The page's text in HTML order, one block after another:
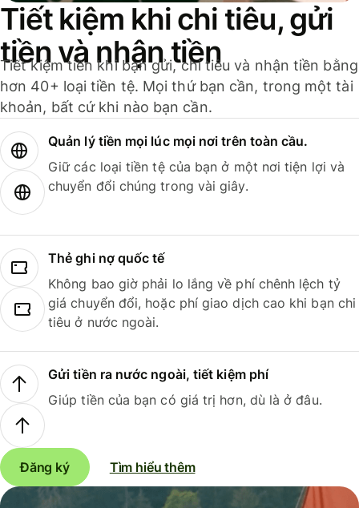
Tiết kiệm khi chi tiêu, gửi
tiền và nhận tiền
Tiết kiệm tiền khi bạn gửi, chi tiêu và nhận tiền bằng
hơn 40+ loại tiền tệ. Mọi thứ bạn cần, trong một tài
khoản, bất cứ khi nào bạn cần.
Quản lý tiền mọi lúc mọi nơi trên toàn cầu.
Giữ các loại tiền tệ của bạn ở một nơi tiện lợi và
chuyển đổi chúng trong vài giây.
Thẻ ghi nợ quốc tế
Không bao giờ phải lo lắng về phí chênh lệch tỷ
giá chuyển đổi, hoặc phí giao dịch cao khi bạn chi
tiêu ở nước ngoài.
Gửi tiền ra nước ngoài, tiết kiệm phí
Giúp tiền của bạn có giá trị hơn, dù là ở đâu.
Đăng ký Tìm hiểu thêm